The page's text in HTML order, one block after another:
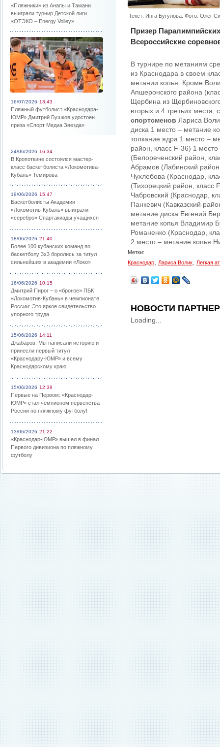
«Пляжники» из Анапы и Тамани
выиграли турнир Детской лиги
«ОТЭКО – Energy Volley»
16/07/2026 13:43
Пляжный футболист «Краснодара-
ЮМР» Дмитрий Бушков удостоен
приза «Спорт Медиа Звезда»
24/06/2026 16:34
В Кропоткине состоялся мастер-
класс баскетболиста «Локомотива-
Кубань» Темирова
19/06/2026 15:47
Баскетболисты Академии
«Локомотив-Кубань» выиграли
«серебро» Спартакиады учащихся
18/06/2026 21:40
Более 100 кубанских команд по
баскетболу 3х3 боролись за титул
сильнейших в академии «Локо»
16/06/2026 10:15
Дмитрий Пирог – о «бронзе» ПБК
«Локомотив-Кубань» в чемпионате
России: Это яркое свидетельство
упорного труда
15/06/2026 14:11
Джабаров: Мы написали историю и
принесли первый титул
«Краснодару-ЮМР» и всему
Краснодарскому краю
15/06/2026 12:39
Первые на Первом: «Краснодар-
ЮМР» стал чемпионом первенства
России по пляжному футболу!
13/06/2026 21:22
«Краснодар-ЮМР» вышел в финал
Первого дивизиона по пляжному
футболу
Текст: Инга Бугулова. Фото: Олег
Призер
Всероссийские
В турнире по метаниям
из Краснодара в своем
метании копья. Кроме
Апшеронского района
Щербина из
вторых и 4 третьих
спортсменов Лариса
диска 1 место – метание
толкание ядра 1 место –
район, класс F-36) 1
(Белореченский район,
Абрамов (Лабинский
Чухлебова (Краснодар,
(Тихорецкий район, класс
Чабровский (Краснодар,
Панкевич (Кавказский
метание диска Евгений
метание копья Владимир
Романенко (Краснодар,
2 место – метание копья
Метки:
Краснодар
Лариса Волик Легкая
НОВОСТИ
Loading...